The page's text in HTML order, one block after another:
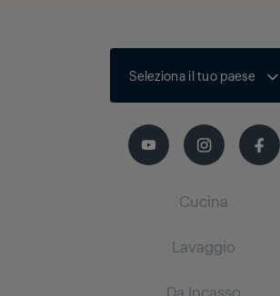
Seleziona il tuo paese
Cucina
Refrigerazione
Lavaggio
Da Incasso